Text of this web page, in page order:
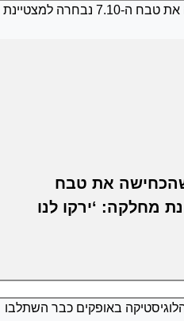
שהכחישה את טבח
מחלקה: ‘ירקו לנו